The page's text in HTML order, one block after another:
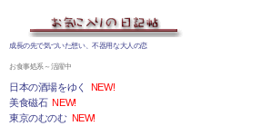
成長の先で気づいた想い、不器用な大人の恋
お食事処系～活躍中
日本の酒場をゆく
NEW!
美食磁石 NEW!
東京のむのむ NEW!